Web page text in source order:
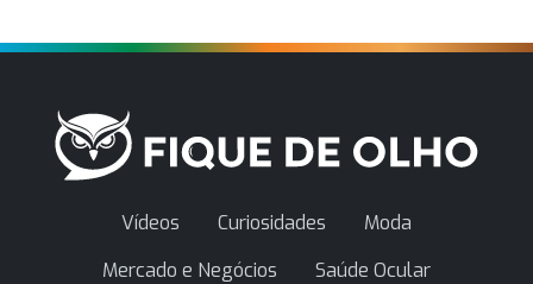
Vídeos Curiosidades
Moda
Mercado e Negócios
Saúde Ocular